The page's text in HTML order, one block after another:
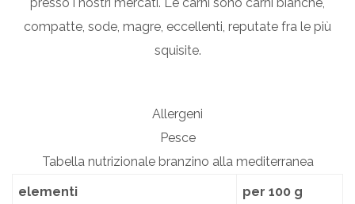
compatte, sode, magre, eccellenti, reputate fra le più
squisite.
Allergeni
Pesce
Tabella nutrizionale branzino alla mediterranea
elementi
per 100 g